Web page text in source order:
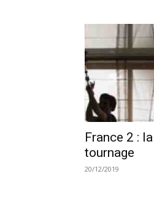
France 2 :
tournage
20/12/2019